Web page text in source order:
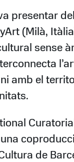
presentar
(Milà,
sense
amb el
de